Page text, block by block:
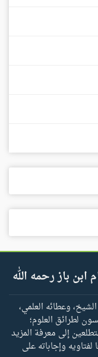
باز رحمه الله
وعطائه العلمي،
لطرائق العلوم؛
إلى معرفة المزيد
وإجاباته على